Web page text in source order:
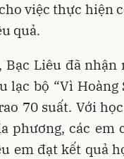
việc thực hiện
quả.
Liêu đã
lạc bộ “Vì Hoàng
70 suất. Với
phương, các em
em đạt kết quả